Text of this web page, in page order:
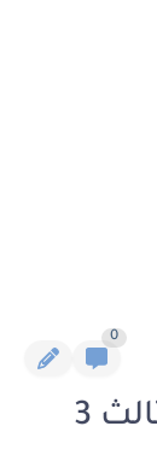
0
رواية حياة نوح الفصل الثالث 3